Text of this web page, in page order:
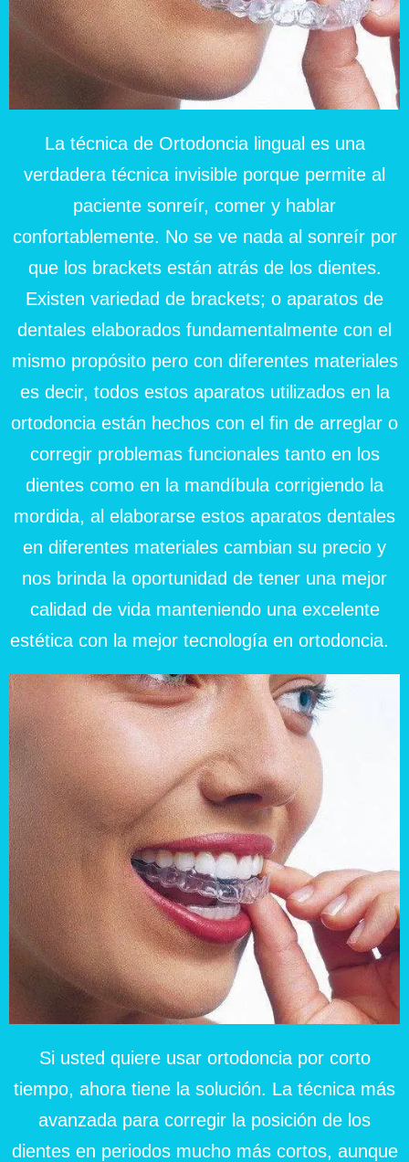
La técnica de Ortodoncia lingual es una
verdadera técnica invisible porque permite al
paciente sonreír, comer y hablar
confortablemente. No se ve nada al sonreír por
que los brackets están atrás de los dientes.
Existen variedad de brackets; o aparatos de
dentales elaborados fundamentalmente con el
mismo propósito pero con diferentes materiales
es decir, todos estos aparatos utilizados en la
ortodoncia están hechos con el fin de arreglar o
corregir problemas funcionales tanto en los
dientes como en la mandíbula corrigiendo la
mordida, al elaborarse estos aparatos dentales
en diferentes materiales cambian su precio y
nos brinda la oportunidad de tener una mejor
calidad de vida manteniendo una excelente
estética con la mejor tecnología en ortodoncia.
Si usted quiere usar ortodoncia por corto
tiempo, ahora tiene la solución. La técnica más
avanzada para corregir la posición de los
dientes en periodos mucho más cortos, aunque